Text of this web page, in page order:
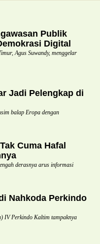
Publik
Digital
Agus Suwandy, menggelar
Jadi Pelengkap di
balap Eropa dengan
Cuma Hafal
derasnya arus informasi
Nahkoda Perkindo
IV Perkindo Kaltim tampaknya